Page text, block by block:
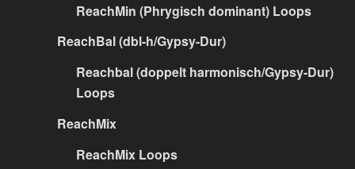
ReachMin (Phrygisch dominant) Loops
ReachBal (dbl-h/Gypsy-Dur)
Reachbal (doppelt harmonisch/Gypsy-Dur)
Loops
ReachMix
ReachMix Loops